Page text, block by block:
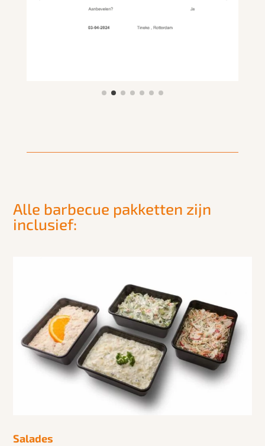
Alle barbecue pakketten zijn
inclusief:
Salades